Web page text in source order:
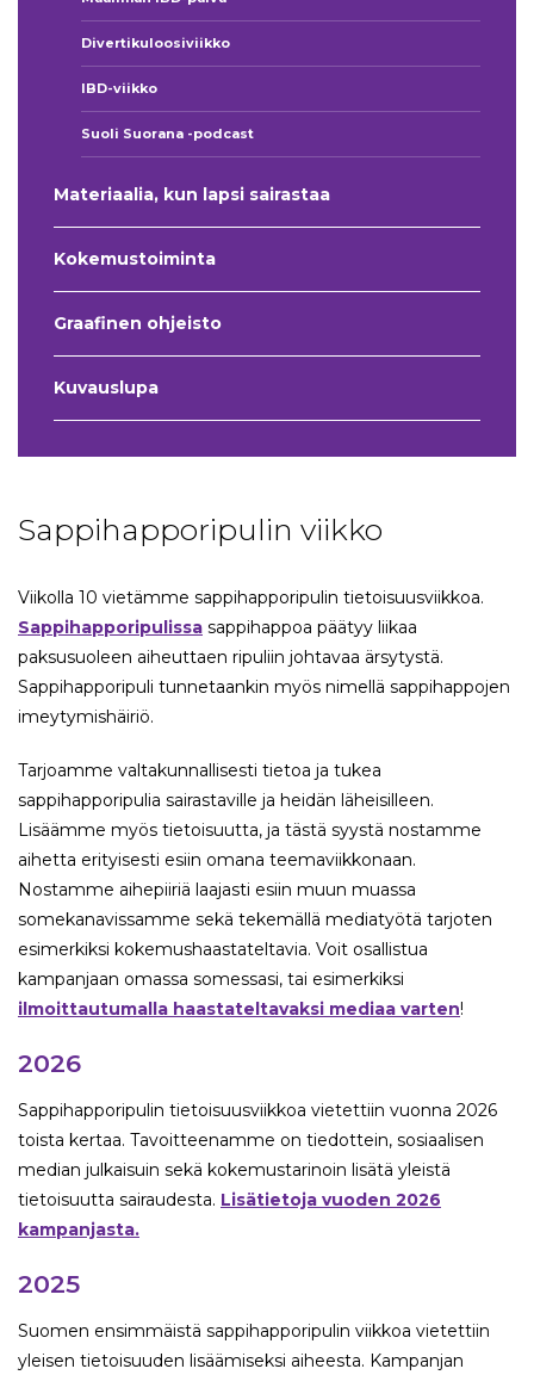
Divertikuloosiviikko
IBD-viikko
Suoli Suorana -podcast
Materiaalia, kun lapsi sairastaa
Kokemustoiminta
Graafinen ohjeisto
Kuvauslupa
Sappihapporipulin viikko
Viikolla 10 vietämme sappihapporipulin tietoisuusviikkoa.
Sappihapporipulissa sappihappoa päätyy liikaa
paksusuoleen aiheuttaen ripuliin johtavaa ärsytystä.
Sappihapporipuli tunnetaankin myös nimellä sappihappojen
imeytymishäiriö.
Tarjoamme valtakunnallisesti tietoa ja tukea
sappihapporipulia sairastaville ja heidän läheisilleen.
Lisäämme myös tietoisuutta, ja tästä syystä nostamme
aihetta erityisesti esiin omana teemaviikkonaan.
Nostamme aihepiiriä laajasti esiin muun muassa
somekanavissamme sekä tekemällä mediatyötä tarjoten
esimerkiksi kokemushaastateltavia. Voit osallistua
kampanjaan omassa somessasi, tai esimerkiksi
ilmoittautumalla haastateltavaksi mediaa varten!
2026
Sappihapporipulin tietoisuusviikkoa vietettiin vuonna 2026
toista kertaa. Tavoitteenamme on tiedottein, sosiaalisen
median julkaisuin sekä kokemustarinoin lisätä yleistä
tietoisuutta sairaudesta. Lisätietoja vuoden 2026
kampanjasta.
2025
Suomen ensimmäistä sappihapporipulin viikkoa vietettiin
yleisen tietoisuuden lisäämiseksi aiheesta. Kampanjan